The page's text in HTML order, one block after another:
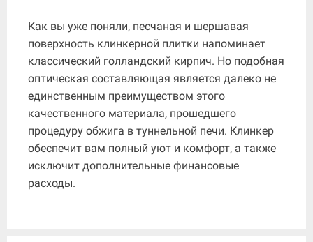
Как вы уже поняли, песчаная и шершавая
поверхность клинкерной плитки напоминает
классический голландский кирпич. Но подобная
оптическая составляющая является далеко не
единственным преимуществом этого
качественного материала, прошедшего
процедуру обжига в туннельной печи. Клинкер
обеспечит вам полный уют и комфорт, а также
исключит дополнительные финансовые
расходы.